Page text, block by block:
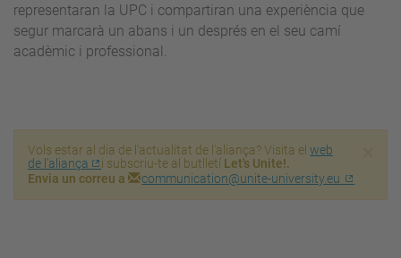
representaran la UPC i compartiran una experiència que
segur marcarà un abans i un després en el seu camí
acadèmic i professional.
Vols estar al dia de l'actualitat de l'aliança? Visita el web
de l'aliança
i subscriu-te al butlletí Let's Unite!.
Envia un correu a
communication@unite-university.eu